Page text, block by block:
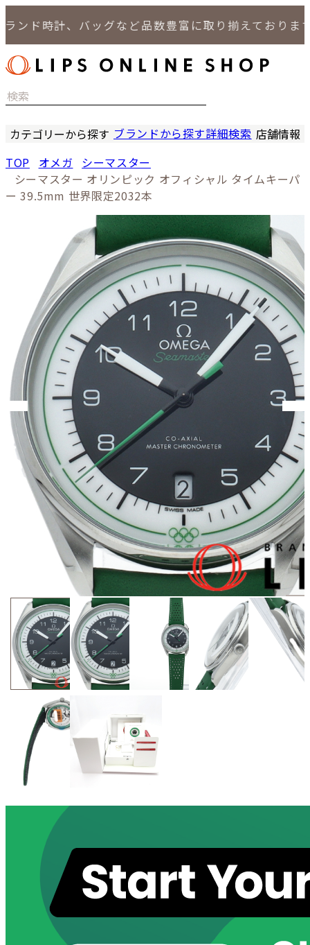
時計、バッグなど品数豊富に取り揃えております。
カテゴリーから探す
バッグ
小物
ジュエリー
ブランドから探す詳細検索 店舗情報
LIPS 札
LIPS 通信
TOP オメガ
シーマスター
シーマスター オリンピック オフィシャル タイムキーパ
ー 39.5mm 世界限定2032本